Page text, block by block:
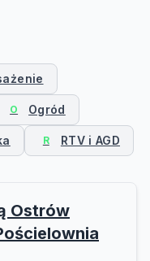
O Ogród
R RTV i AGD
Ostrów